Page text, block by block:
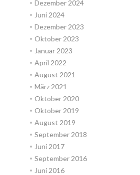
Dezember 2024
Juni 2024
Dezember 2023
Oktober 2023
Januar 2023
April 2022
August 2021
März 2021
Oktober 2020
Oktober 2019
August 2019
September 2018
Juni 2017
September 2016
Juni 2016